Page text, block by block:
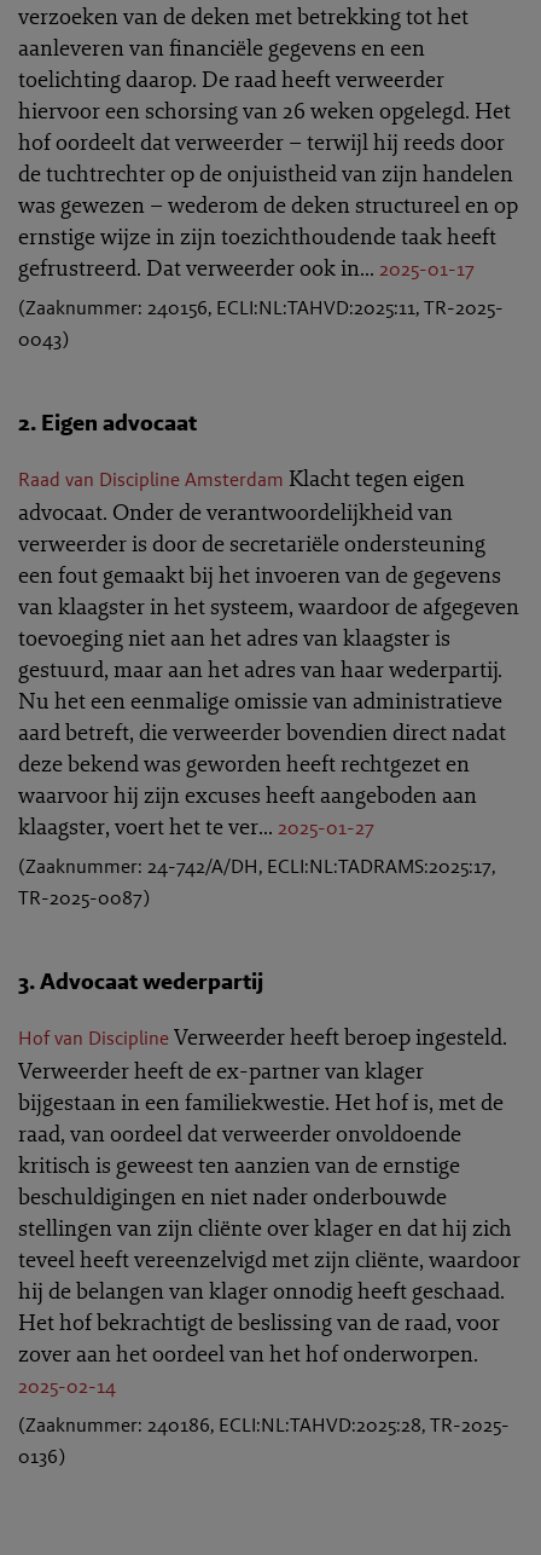
verzoeken van de deken met betrekking tot het
aanleveren van financiële gegevens en een
toelichting daarop. De raad heeft verweerder
hiervoor een schorsing van 26 weken opgelegd. Het
hof oordeelt dat verweerder – terwijl hij reeds door
de tuchtrechter op de onjuistheid van zijn handelen
was gewezen – wederom de deken structureel en op
ernstige wijze in zijn toezichthoudende taak heeft
gefrustreerd. Dat verweerder ook in... 2025-01-17
(Zaaknummer: 240156, ECLI:NL:TAHVD:2025:11, TR-2025-
0043)
2. Eigen advocaat
Raad van Discipline Amsterdam Klacht tegen eigen
advocaat. Onder de verantwoordelijkheid van
verweerder is door de secretariële ondersteuning
een fout gemaakt bij het invoeren van de gegevens
van klaagster in het systeem, waardoor de afgegeven
toevoeging niet aan het adres van klaagster is
gestuurd, maar aan het adres van haar wederpartij.
Nu het een eenmalige omissie van administratieve
aard betreft, die verweerder bovendien direct nadat
deze bekend was geworden heeft rechtgezet en
waarvoor hij zijn excuses heeft aangeboden aan
klaagster, voert het te ver... 2025-01-27
(Zaaknummer: 24-742/A/DH, ECLI:NL:TADRAMS:2025:17,
TR-2025-0087)
3. Advocaat wederpartij
Hof van DisciplineVerweerder heeft beroep ingesteld.
Verweerder heeft de ex-partner van klager
bijgestaan in een familiekwestie. Het hof is, met de
raad, van oordeel dat verweerder onvoldoende
kritisch is geweest ten aanzien van de ernstige
beschuldigingen en niet nader onderbouwde
stellingen van zijn cliënte over klager en dat hij zich
teveel heeft vereenzelvigd met zijn cliënte, waardoor
hij de belangen van klager onnodig heeft geschaad.
Het hof bekrachtigt de beslissing van de raad, voor
zover aan het oordeel van het hof onderworpen.
2025-02-14
(Zaaknummer: 240186, ECLI:NL:TAHVD:2025:28, TR-2025-
0136)